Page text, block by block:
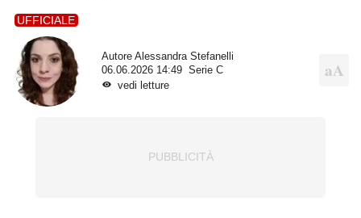
UFFICIALE
Autore Alessandra Stefanelli
06.06.2026 14:49
Serie C
vedi letture